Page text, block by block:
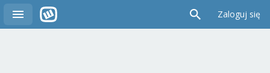
Zaloguj się